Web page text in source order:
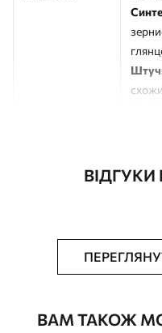
Додатково
ВАМ ТАКОЖ